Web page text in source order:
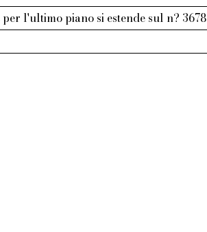
l'ultimo piano si estende sul n? 3678